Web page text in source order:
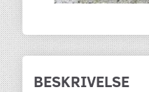
BESKRIVELSE